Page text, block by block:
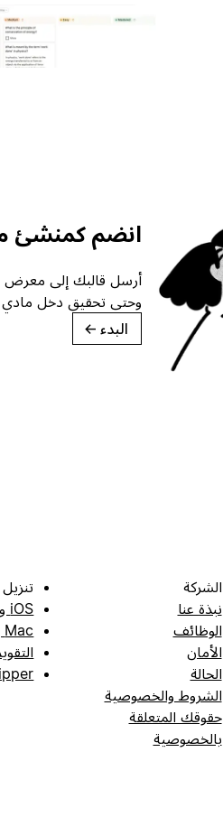
انضم كمنشئ
وحتى تحقيق دخل
البدء →
الشركة
نبذة عنا
الوظائف
الأمان
الحالة
الشروط والخصوصية
حقوقك المتعلقة
بالخصوصية
تنزيل
iOS وAndroid
Mac وWindows